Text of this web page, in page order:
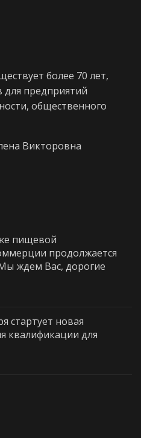
более 70 лет,
для предприятий
общественного
Викторовна
пищевой
продолжается
ждем Вас, дорогие
стартует новая
квалификации для